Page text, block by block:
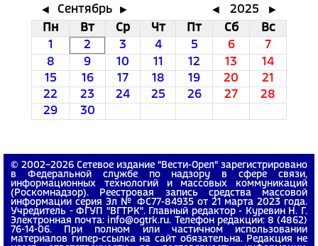
◄ Сентябрь ► ◄ 2025
►
Пн
Вт Ср Чт Пт Сб
Вс
1
2 3 4 5 6
7
8
9 10 11 12 13
14
15
16 17 18 19 20
21
22
23 24 25 26 27
28
29
30
© 2002−2026 Сетевое издание "Вести-Орел" зарегистрировано
в Федеральной службе по надзору в сфере связи,
информационных технологий и массовых коммуникаций
(Роскомнадзор). Реестровая запись средства массовой
информации серия Эл № ФС77-84935 от 21 марта 2023 года.
Учредитель - ФГУП "ВГТРК". Главный редактор - Куревин Н. Г.
Электронная почта: info@ogtrk.ru. Телефон редакции: 8 (4862)
76-14-06. При полном или частичном использовании
материалов гипер-ссылка на сайт обязательна. Редакция не